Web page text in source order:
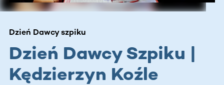
Dzień Dawcy szpiku
Dzień Dawcy Szpiku |
Kędzierzyn Koźle